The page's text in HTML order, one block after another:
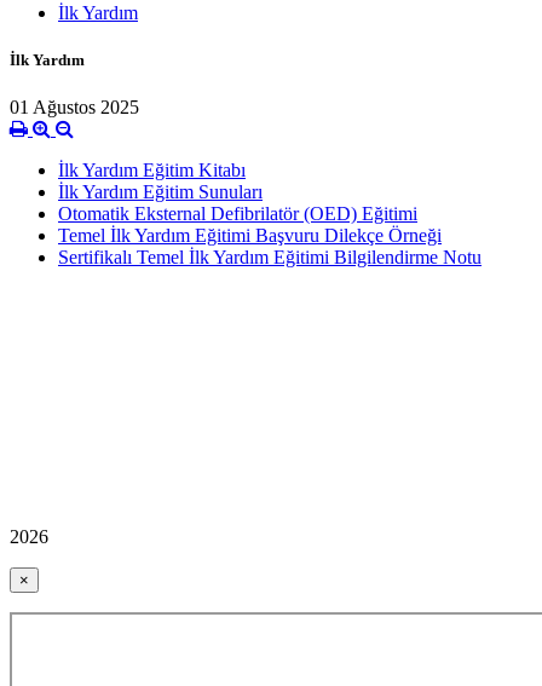
İlk Yardım
İlk Yardım
01 Ağustos 2025
İlk Yardım Eğitim Kitabı
İlk Yardım Eğitim Sunuları
Otomatik Eksternal Defibrilatör (OED) Eğitimi
Temel İlk Yardım Eğitimi Başvuru Dilekçe Örneği
Sertifikalı Temel İlk Yardım Eğitimi Bilgilendirme Notu
2026
×